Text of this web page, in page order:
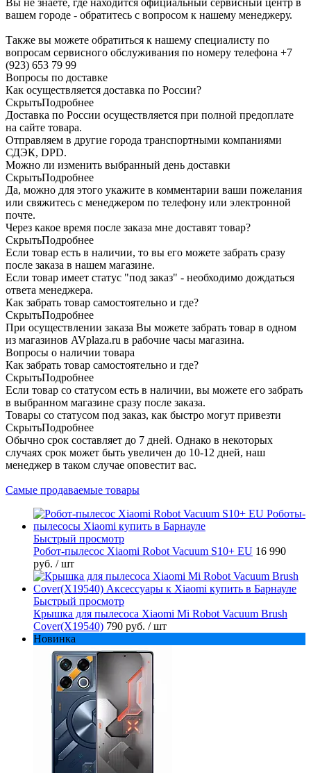
вашем городе - обратитесь с вопросом к нашему менеджеру.
Также вы можете обратиться к нашему специалисту по
вопросам сервисного обслуживания по номеру телефона +7
(923) 653 79 99
Вопросы по доставке
Как осуществляется доставка по России?
СкрытьПодробнее
Доставка по России осуществляется при полной предоплате
на сайте товара.
Отправляем в другие города транспортными компаниями
СДЭК, DPD.
Можно ли изменить выбранный день доставки
СкрытьПодробнее
Да, можно для этого укажите в комментарии ваши пожелания
или свяжитесь с менеджером по телефону или электронной
почте.
Через какое время после заказа мне доставят товар?
СкрытьПодробнее
Если товар есть в наличии, то вы его можете забрать сразу
после заказа в нашем магазине.
Если товар имеет статус "под заказ" - необходимо дождаться
ответа менеджера.
Как забрать товар самостоятельно и где?
СкрытьПодробнее
При осуществлении заказа Вы можете забрать товар в одном
из магазинов AVplaza.ru в рабочие часы магазина.
Вопросы о наличии товара
Как забрать товар самостоятельно и где?
СкрытьПодробнее
Если товар со статусом есть в наличии, вы можете его забрать
в выбранном магазине сразу после заказа.
Товары со статусом под заказ, как быстро могут привезти
СкрытьПодробнее
Обычно срок составляет до 7 дней. Однако в некоторых
случаях срок может быть увеличен до 10-12 дней, наш
менеджер в таком случае оповестит вас.
Самые продаваемые товары
Быстрый просмотр
Робот-пылесос Xiaomi Robot Vacuum S10+ EU 16 990
руб. / шт
Быстрый просмотр
Крышка для пылесоса Xiaomi Mi Robot Vacuum Brush
Cover(X19540) 790 руб. / шт
Новинка